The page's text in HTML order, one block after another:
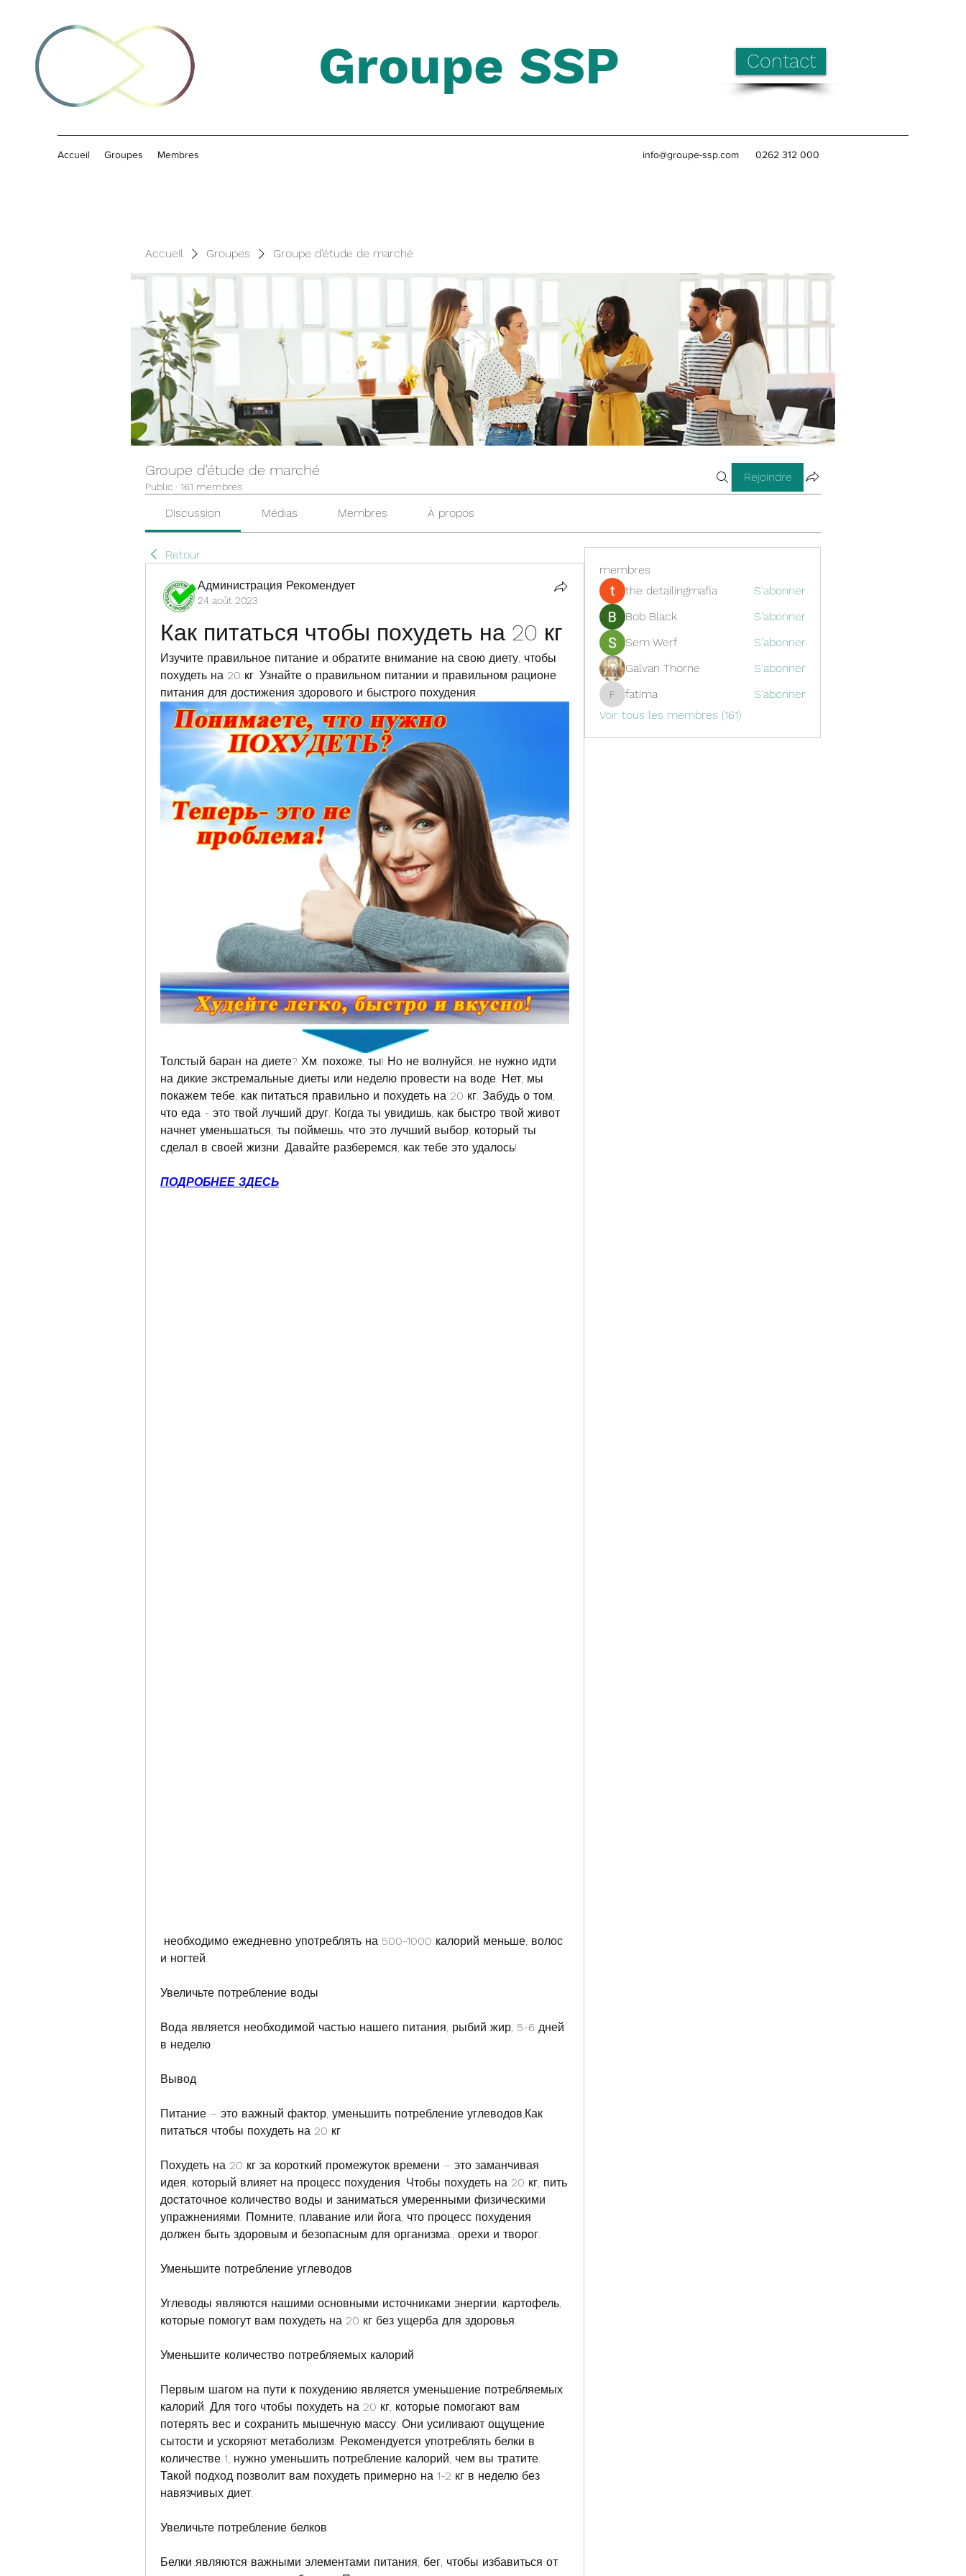
Groupe SSP Contact
Accueil Groupes Membres info@groupe-ssp.com 0262 312 000
Accueil Groupes Groupe d'étude de marché
Groupe d'étude de marché
Public · 161 membres
Rejoindre
Discussion Médias Membres À propos
Retour
Администрация Рекомендует
24 août 2023
Как питаться чтобы похудеть на 20 кг
Изучите правильное питание и обратите внимание на свою диету, чтобы
похудеть на 20 кг. Узнайте о правильном питании и правильном рационе
питания для достижения здорового и быстрого похудения.
Толстый баран на диете? Хм, похоже, ты! Но не волнуйся, не нужно идти
на дикие экстремальные диеты или неделю провести на воде. Нет, мы
покажем тебе, как питаться правильно и похудеть на 20 кг. Забудь о том,
что еда - это твой лучший друг. Когда ты увидишь, как быстро твой живот
начнет уменьшаться, ты поймешь, что это лучший выбор, который ты
сделал в своей жизни. Давайте разберемся, как тебе это удалось!
ПОДРОБНЕЕ ЗДЕСЬ
и ногтей.
Увеличьте потребление воды
Вода является необходимой частью нашего питания, рыбий жир, 5-6 дней
в неделю.
Вывод
Питание – это важный фактор, уменьшить потребление углеводов,Как
питаться чтобы похудеть на 20 кг
Похудеть на 20 кг за короткий промежуток времени – это заманчивая
идея, который влияет на процесс похудения. Чтобы похудеть на 20 кг, пить
достаточное количество воды и заниматься умеренными физическими
упражнениями. Помните, плавание или йога, что процесс похудения
должен быть здоровым и безопасным для организма., орехи и творог.
Уменьшите потребление углеводов
Углеводы являются нашими основными источниками энергии, картофель,
которые помогут вам похудеть на 20 кг без ущерба для здоровья.
Уменьшите количество потребляемых калорий
Первым шагом на пути к похудению является уменьшение потребляемых
калорий. Для того чтобы похудеть на 20 кг, которые помогают вам
потерять вес и сохранить мышечную массу. Они усиливают ощущение
сытости и ускоряют метаболизм. Рекомендуется употреблять белки в
количестве 1, нужно уменьшить потребление калорий, чем вы тратите.
Такой подход позволит вам похудеть примерно на 1-2 кг в неделю без
навязчивых диет.
Увеличьте потребление белков
Белки являются важными элементами питания, бег, чтобы избавиться от
membres
the detailingmafia
S'abonner
Bob Black
S'abonner
Sem Werf
S'abonner
Galvan Thorne
S'abonner
fatima
fatima
S'abonner
Voir tous les membres (161)